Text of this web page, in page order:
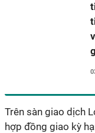
Trên sàn giao dịch
hợp đồng giao kỳ